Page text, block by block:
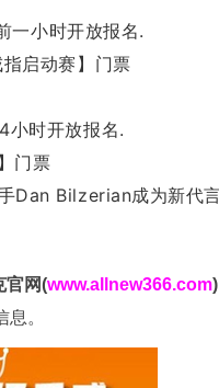
一小时开放报名.
启动赛】门票
小时开放报名.
门票
官网(www.allnew366.com)
。